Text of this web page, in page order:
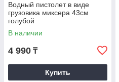
Водный пистолет в виде
грузовика миксера 43см
голубой
В наличии
4 990 ₸
Купить